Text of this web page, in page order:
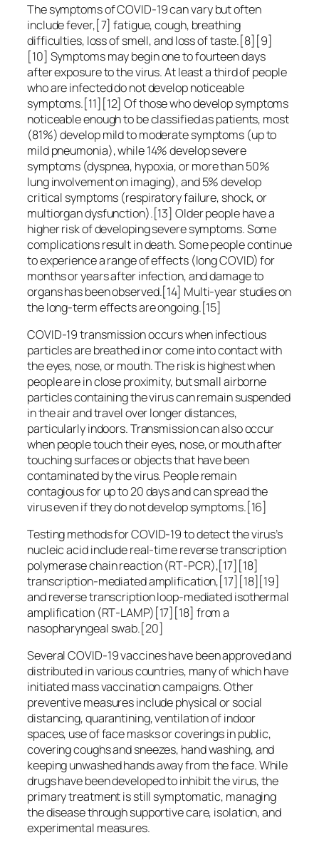
The symptoms of COVID‑19 can vary but often
include fever,[7] fatigue, cough, breathing
difficulties, loss of smell, and loss of taste.[8][9]
[10] Symptoms may begin one to fourteen days
after exposure to the virus. At least a third of people
who are infected do not develop noticeable
symptoms.[11][12] Of those who develop symptoms
noticeable enough to be classified as patients, most
(81%) develop mild to moderate symptoms (up to
mild pneumonia), while 14% develop severe
symptoms (dyspnea, hypoxia, or more than 50%
lung involvement on imaging), and 5% develop
critical symptoms (respiratory failure, shock, or
multiorgan dysfunction).[13] Older people have a
higher risk of developing severe symptoms. Some
complications result in death. Some people continue
to experience a range of effects (long COVID) for
months or years after infection, and damage to
organs has been observed.[14] Multi-year studies on
the long-term effects are ongoing.[15]
COVID‑19 transmission occurs when infectious
particles are breathed in or come into contact with
the eyes, nose, or mouth. The risk is highest when
people are in close proximity, but small airborne
particles containing the virus can remain suspended
in the air and travel over longer distances,
particularly indoors. Transmission can also occur
when people touch their eyes, nose, or mouth after
touching surfaces or objects that have been
contaminated by the virus. People remain
contagious for up to 20 days and can spread the
virus even if they do not develop symptoms.[16]
Testing methods for COVID-19 to detect the virus’s
nucleic acid include real-time reverse transcription
polymerase chain reaction (RT‑PCR),[17][18]
transcription-mediated amplification,[17][18][19]
and reverse transcription loop-mediated isothermal
amplification (RT‑LAMP)[17][18] from a
nasopharyngeal swab.[20]
Several COVID-19 vaccines have been approved and
distributed in various countries, many of which have
initiated mass vaccination campaigns. Other
preventive measures include physical or social
distancing, quarantining, ventilation of indoor
spaces, use of face masks or coverings in public,
covering coughs and sneezes, hand washing, and
keeping unwashed hands away from the face. While
drugs have been developed to inhibit the virus, the
primary treatment is still symptomatic, managing
the disease through supportive care, isolation, and
experimental measures.